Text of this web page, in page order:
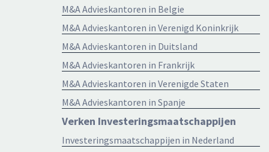
M&A Advieskantoren in Belgie
M&A Advieskantoren in Verenigd Koninkrijk
M&A Advieskantoren in Duitsland
M&A Advieskantoren in Frankrijk
M&A Advieskantoren in Verenigde Staten
M&A Advieskantoren in Spanje
Verken Investeringsmaatschappijen
Investeringsmaatschappijen in Nederland